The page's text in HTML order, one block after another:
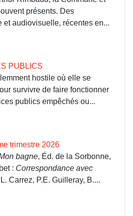
présents. Des
et audiovisuelle, récentes en...
PUBLICS
hostile où elle se
survivre de faire fonctionner
publics empêchés ou...
trimestre 2026
bagne, Éd. de la Sorbonne,
: Correspondance avec
Carrez, P.E. Guilleray, B....